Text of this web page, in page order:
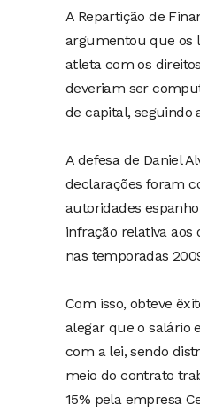
A Repartição de
argumentou que os
atleta com os
deveriam ser
de capital, seguindo
A defesa de Daniel
declarações foram
autoridades
infração relativa aos
nas temporadas
Com isso, obteve
alegar que o salário
com a lei, sendo
meio do contrato
15% pela empresa